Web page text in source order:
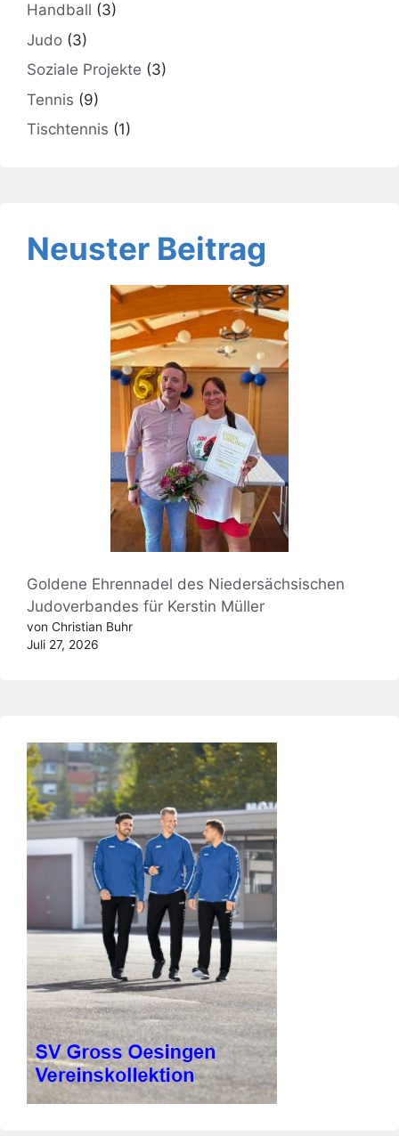
Handball (3)
Judo (3)
Soziale Projekte (3)
Tennis (9)
Tischtennis (1)
Neuster Beitrag
Goldene Ehrennadel des Niedersächsischen
Judoverbandes für Kerstin Müller
von Christian Buhr
Juli 27, 2026